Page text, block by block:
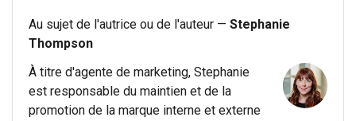
Au sujet de l'autrice ou de l'auteur — Stephanie
Thompson
À titre d'agente de marketing, Stephanie
est responsable du maintien et de la
promotion de la marque interne et externe